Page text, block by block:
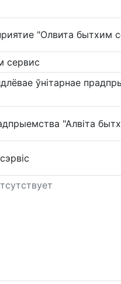
"Олвита бытхим
сервис
ўнітарнае
"Алвіта